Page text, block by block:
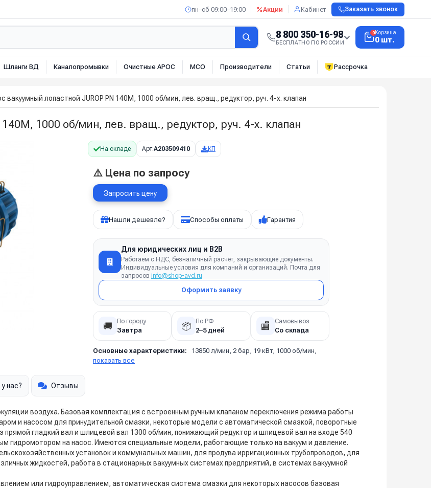
пн–сб 09:00–19:00 Акции Кабинет Заказать звонок
8 800 350-16-98
БЕСПЛАТНО ПО РОССИИ
0Корзина
0 шт.
Шланги ВД Каналопромывки Очистные АРОС МСО Производители Статьи Рассрочка
вакуумный лопастной JUROP PN 140M, 1000 об/мин, лев. вращ., редуктор, руч. 4-х. клапан
1000 об/мин, лев. вращ., редуктор, руч. 4-х. клапан
На складе Арт:A203509410 КП
⚠️ Цена по запросу
Запросить цену
Нашли дешевле? Способы оплаты Гарантия
Для юридических лиц и B2B
Работаем с НДС, безналичный расчёт, закрывающие документы.
Индивидуальные условия для компаний и организаций. Почта для
запросов info@shop-avd.ru
Оформить заявку
🚚 По городу
Завтра 📦 По РФ
2–5 дней 🏬 Самовывоз
Со склада
Основные характеристики:
13850 л/мин, 2 бар, 19 кВт, 1000 об/мин,
показать все
нас? Отзывы
воздуха. Базовая комплектация с встроенным ручным клапаном переключения режима работы
и насосом для принудительной смазки, некоторые модели с автоматической смазкой, поворотные
прямой гладкий вал и шлицевой вал 1300 об/мин, понижающий редуктор и шлицевой вал на входе 540
гидромотором на насос. Имеются специальные модели, работающие только на вакуум и давление.
установок и коммунальных машин, для продува ирригационных трубопроводов, для
жидкостей, работа в стационарных вакуумных системах предприятий, в системах вакуумной
или гидроуправлением, автоматическая система смазки для некоторых насосов базовая